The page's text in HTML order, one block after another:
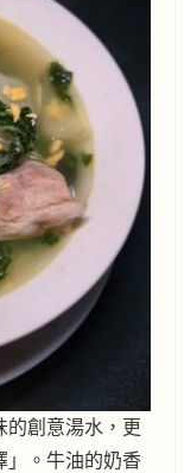
的創意湯水，更
」。牛油的奶香